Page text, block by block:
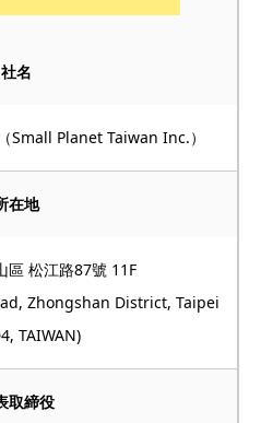
社名
Small Planet Taiwan Inc.）
在地
區 松江路87號 11F
Zhongshan District, Taipei
TAIWAN)
取締役